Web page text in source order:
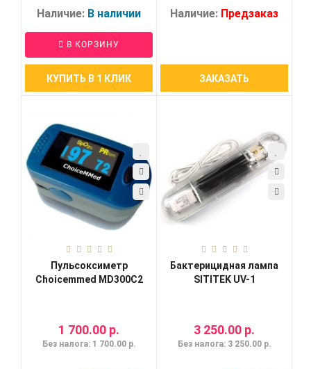
Наличие: В наличии
В КОРЗИНУ
КУПИТЬ В 1 КЛИК
Наличие: Предзаказ
ЗАКАЗАТЬ
Пульсоксиметр
Choicemmed MD300C2
1 700.00 р.
Без налога: 1 700.00 р.
Бактерицидная лампа
SITITEK UV-1
3 250.00 р.
Без налога: 3 250.00 р.